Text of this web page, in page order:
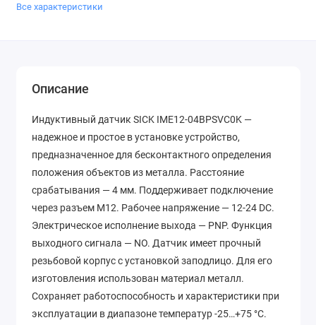
Все характеристики
Описание
Индуктивный датчик SICK IME12-04BPSVC0K —
надежное и простое в установке устройство,
предназначенное для бесконтактного определения
положения объектов из металла. Расстояние
срабатывания — 4 мм. Поддерживает подключение
через разъем M12. Рабочее напряжение — 12-24 DC.
Электрическое исполнение выхода — PNP. Функция
выходного сигнала — NO. Датчик имеет прочный
резьбовой корпус с установкой заподлицо. Для его
изготовления использован материал металл.
Сохраняет работоспособность и характеристики при
эксплуатации в диапазоне температур -25…+75 °C.